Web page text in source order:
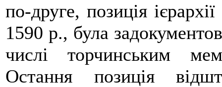
по-друге, позиція
1590 р., була
числі торчинським
Остання позиція